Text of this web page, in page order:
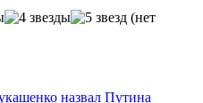
(нет